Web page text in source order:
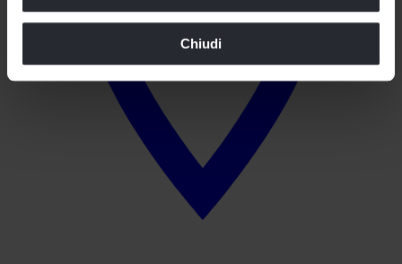
tracciamento diversi da quelli tecnici.
Chiudi